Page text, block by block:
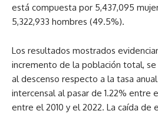
está compuesta por 5,437,095
5,322,933 hombres (49.5%).
Los resultados mostrados
incremento de la población total,
al descenso respecto a la tasa
intercensal al pasar de 1.22% entre
entre el 2010 y el 2022. La caída de